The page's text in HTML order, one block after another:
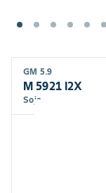
GM 5.9
M 5921 I2X
Soja